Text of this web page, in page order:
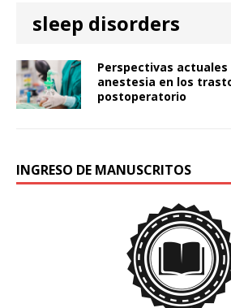
sleep disorders
Perspectivas actuales
anestesia en los
postoperatorio
INGRESO DE MANUSCRITOS